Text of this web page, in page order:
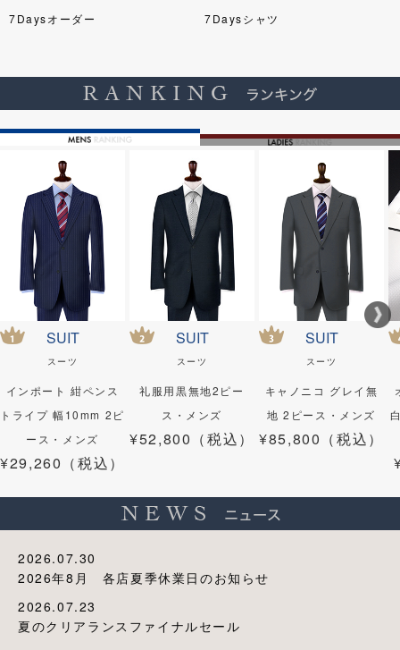
7Daysオーダー 7Daysシャツ
SUIT
スーツ
インポート 紺ペンス
トライプ 幅10mm 2ピ
ース・メンズ
¥29,260（税込）
SUIT
スーツ
礼服用黒無地2ピー
ス・メンズ
¥52,800（税込）
SUIT
スーツ
キャノニコ グレイ無
地 2ピース・メンズ
¥85,800（税込）
2026.07.30
2026年8月 各店夏季休業日のお知らせ
2026.07.23
夏のクリアランスファイナルセール